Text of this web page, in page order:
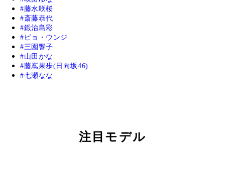
藤水咲桜
斎藤恭代
鍛治島彩
ピョ・ウンジ
三園響子
山田かな
藤嶌果歩(日向坂46)
七瀬なな
注目モデル